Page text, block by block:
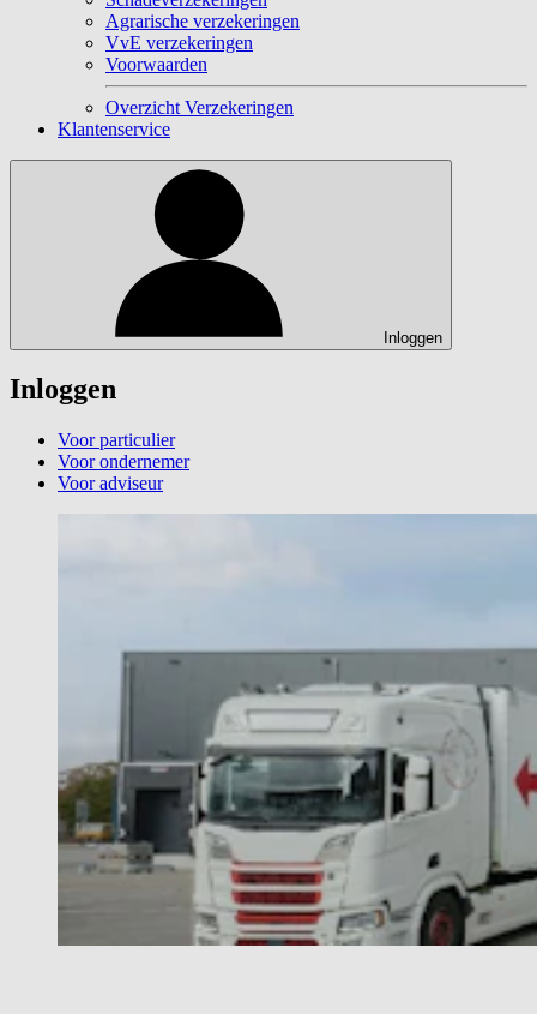
Agrarische verzekeringen
VvE verzekeringen
Voorwaarden
Overzicht Verzekeringen
Klantenservice
Inloggen
Inloggen
Voor particulier
Voor ondernemer
Voor adviseur